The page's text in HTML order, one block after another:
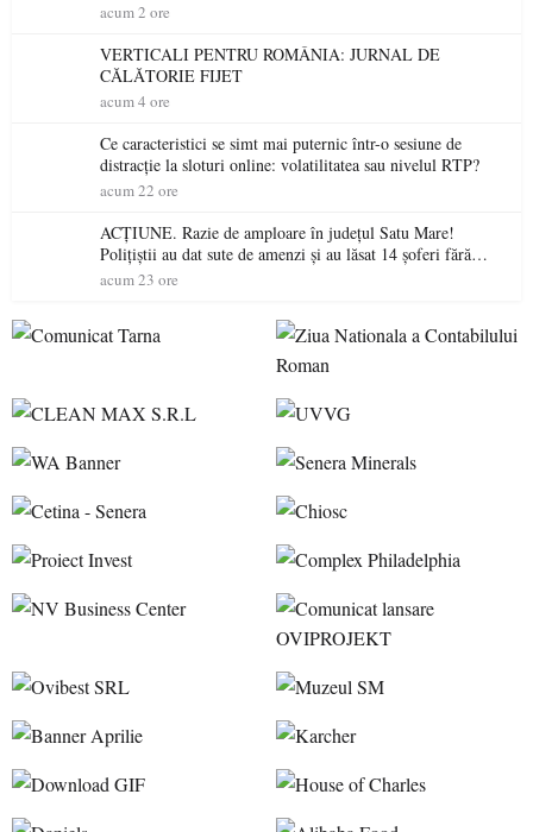
acum 2 ore
VERTICALI PENTRU ROMÂNIA: JURNAL DE
CĂLĂTORIE FIJET
acum 4 ore
Ce caracteristici se simt mai puternic într-o sesiune de
distracție la sloturi online: volatilitatea sau nivelul RTP?
acum 22 ore
ACȚIUNE. Razie de amploare în județul Satu Mare!
Polițiștii au dat sute de amenzi și au lăsat 14 șoferi fără
permis într-o singură zi
acum 23 ore